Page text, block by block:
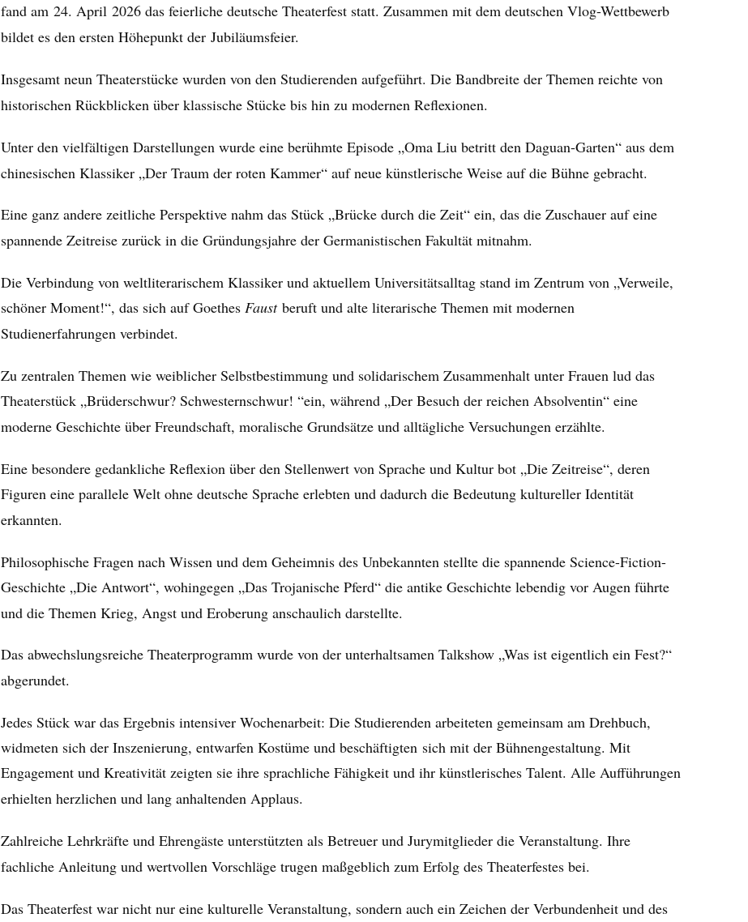
fand am 24. April 2026 das feierliche deutsche Theaterfest statt. Zusammen mit dem deutschen Vlog-Wettbewerb
bildet es den ersten Höhepunkt der Jubiläumsfeier.
Insgesamt neun Theaterstücke wurden von den Studierenden aufgeführt. Die Bandbreite der Themen reichte von
historischen Rückblicken über klassische Stücke bis hin zu modernen Reflexionen.
Unter den vielfältigen Darstellungen wurde eine berühmte Episode „Oma Liu betritt den Daguan-Garten“ aus dem
chinesischen Klassiker „Der Traum der roten Kammer“ auf neue künstlerische Weise auf die Bühne gebracht.
Eine ganz andere zeitliche Perspektive nahm das Stück „Brücke durch die Zeit“ ein, das die Zuschauer auf eine
spannende Zeitreise zurück in die Gründungsjahre der Germanistischen Fakultät mitnahm.
Die Verbindung von weltliterarischem Klassiker und aktuellem Universitätsalltag stand im Zentrum von „Verweile,
schöner Moment!“, das sich auf Goethes Faustberuft und alte literarische Themen mit modernen
Studienerfahrungen verbindet.
Zu zentralen Themen wie weiblicher Selbstbestimmung und solidarischem Zusammenhalt unter Frauen lud das
Theaterstück „Brüderschwur? Schwesternschwur! “ein, während „Der Besuch der reichen Absolventin“ eine
moderne Geschichte über Freundschaft, moralische Grundsätze und alltägliche Versuchungen erzählte.
Eine besondere gedankliche Reflexion über den Stellenwert von Sprache und Kultur bot „Die Zeitreise“, deren
Figuren eine parallele Welt ohne deutsche Sprache erlebten und dadurch die Bedeutung kultureller Identität
erkannten.
Philosophische Fragen nach Wissen und dem Geheimnis des Unbekannten stellte die spannende Science-Fiction-
Geschichte „Die Antwort“, wohingegen „Das Trojanische Pferd“ die antike Geschichte lebendig vor Augen führte
und die Themen Krieg, Angst und Eroberung anschaulich darstellte.
Das abwechslungsreiche Theaterprogramm wurde von der unterhaltsamen Talkshow „Was ist eigentlich ein Fest?“
abgerundet.
Jedes Stück war das Ergebnis intensiver Wochenarbeit: Die Studierenden arbeiteten gemeinsam am Drehbuch,
widmeten sich der Inszenierung, entwarfen Kostüme und beschäftigten sich mit der Bühnengestaltung. Mit
Engagement und Kreativität zeigten sie ihre sprachliche Fähigkeit und ihr künstlerisches Talent. Alle Aufführungen
erhielten herzlichen und lang anhaltenden Applaus.
Zahlreiche Lehrkräfte und Ehrengäste unterstützten als Betreuer und Jurymitglieder die Veranstaltung. Ihre
fachliche Anleitung und wertvollen Vorschläge trugen maßgeblich zum Erfolg des Theaterfestes bei.
Das Theaterfest war nicht nur eine kulturelle Veranstaltung, sondern auch ein Zeichen der Verbundenheit und des